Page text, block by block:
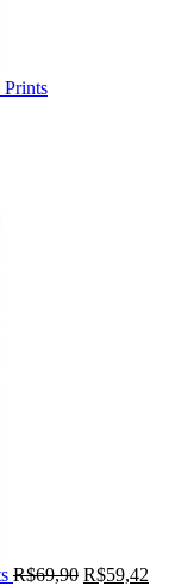
Prints
R$69,90 R$59,42